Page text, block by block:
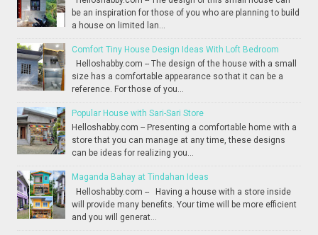
be an inspiration for those of you who are planning to build
a house on limited lan...
Comfort Tiny House Design Ideas With Loft Bedroom
Helloshabby.com -- The design of the house with a small
size has a comfortable appearance so that it can be a
reference. For those of you...
Popular House with Sari-Sari Store
Helloshabby.com -- Presenting a comfortable home with a
store that you can manage at any time, these designs
can be ideas for realizing you...
Maganda Bahay at Tindahan Ideas
Helloshabby.com -- Having a house with a store inside
will provide many benefits. Your time will be more efficient
and you will generat...